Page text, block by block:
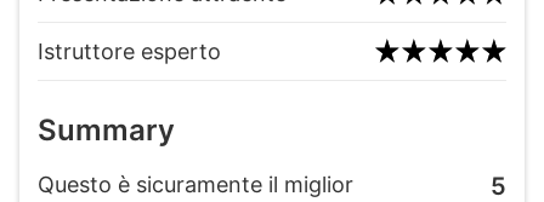
Istruttore esperto
Summary
Questo è sicuramente il miglior
5